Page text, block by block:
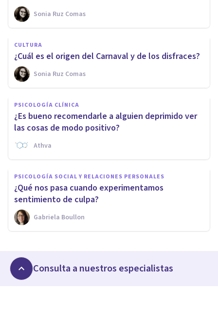
Sonia Ruz Comas
CULTURA
¿Cuál es el origen del Carnaval y de los disfraces?
Sonia Ruz Comas
PSICOLOGÍA CLÍNICA
¿Es bueno recomendarle a alguien deprimido ver
las cosas de modo positivo?
Athva
PSICOLOGÍA SOCIAL Y RELACIONES PERSONALES
¿Qué nos pasa cuando experimentamos
sentimiento de culpa?
Gabriela Boullon
Consulta a nuestros especialistas